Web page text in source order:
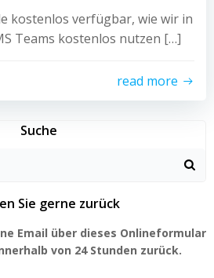
kostenlos verfügbar, wie wir in
Teams kostenlos nutzen […]
read more
Suche
Sie gerne zurück
Email über dieses Onlineformular
von 24 Stunden zurück.